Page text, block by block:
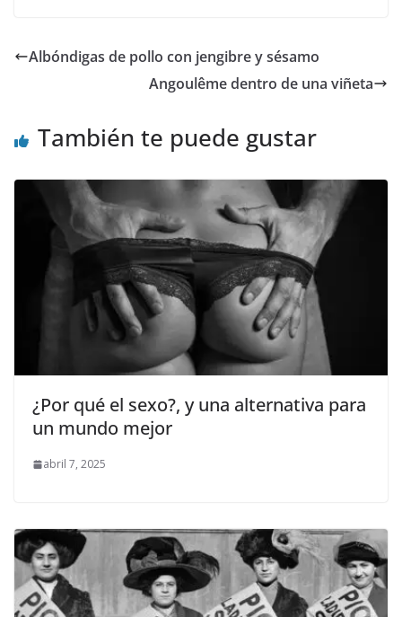
b
k
d l p
ar
r
Albóndigas de pollo con jengibre y sésamo
Angoulême dentro de una viñeta
También te puede gustar
¿Por qué el sexo?, y una alternativa para
un mundo mejor
abril 7, 2025